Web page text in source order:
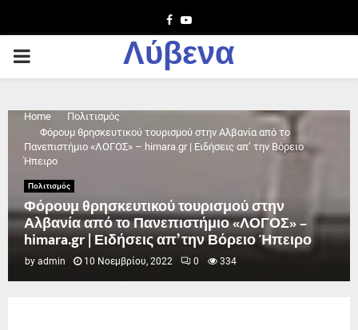
Facebook
Youtube
PRIMARY
Λύβενα
Home
Πολιτισμός
Φόρουμ θρησκευτικού τουρισμού στην Αλβανία από το
Πανεπιστήμιο «ΛΟΓΟΣ» – himara.gr | Ειδήσεις απ’ την Βόρειο
Ήπειρο
Πολιτισμός
Φόρουμ θρησκευτικού τουρισμού στην
Αλβανία από το Πανεπιστήμιο «ΛΟΓΟΣ» –
himara.gr | Ειδήσεις απ’ την Βόρειο Ήπειρο
by admin 10 Νοεμβρίου, 2022 0 334